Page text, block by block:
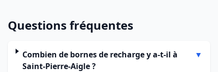
Questions fréquentes
Combien de bornes de recharge y a-t-il à
Saint-Pierre-Aigle ?
▼